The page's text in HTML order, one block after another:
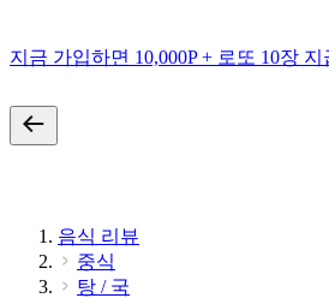
지금 가입하면 10,000P + 로또 10장 지
음식 리뷰
중식
탕 / 국